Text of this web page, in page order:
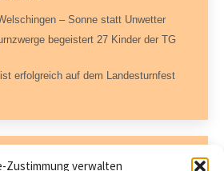
Zustimmung verwalten
– Sonne statt Unwetter
begeistert 27 Kinder der TG
erfolgreich auf dem Landesturnfest